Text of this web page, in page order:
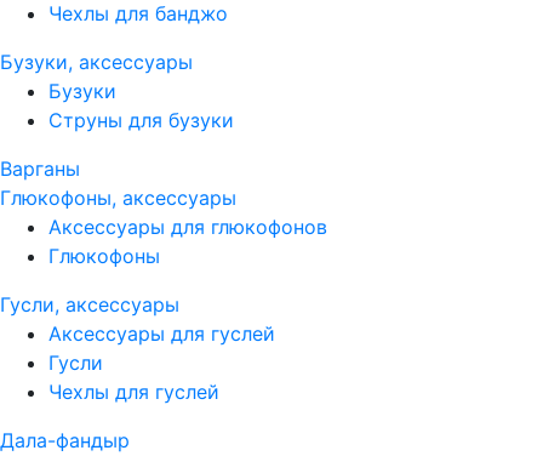
Чехлы для банджо
Бузуки, аксессуары
Бузуки
Струны для бузуки
Варганы
Глюкофоны, аксессуары
Аксессуары для глюкофонов
Глюкофоны
Гусли, аксессуары
Аксессуары для гуслей
Гусли
Чехлы для гуслей
Дала-фандыр